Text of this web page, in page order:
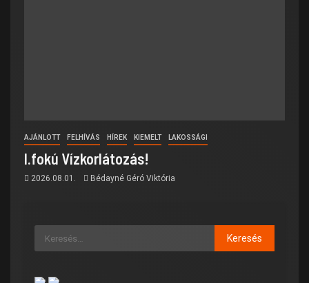
AJÁNLOTT FELHÍVÁS HÍREK KIEMELT LAKOSSÁGI
I.fokú Vízkorlátozás!
2026.08.01. Bédayné Géró Viktória